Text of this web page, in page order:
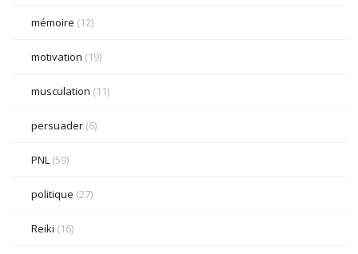
mémoire (12)
motivation (19)
musculation (11)
persuader (6)
PNL (59)
politique (27)
Reiki (16)